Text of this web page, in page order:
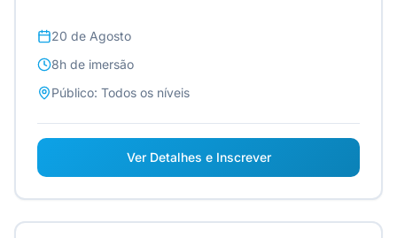
20 de Agosto
8h de imersão
Público: Todos os níveis
Ver Detalhes e Inscrever